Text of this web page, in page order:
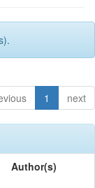
1 next
Author(s)